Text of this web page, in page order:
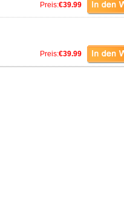
Preis:€39.99
Preis:€39.99